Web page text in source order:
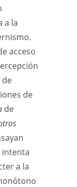
a la
acceso
de
de
de
intenta
a la